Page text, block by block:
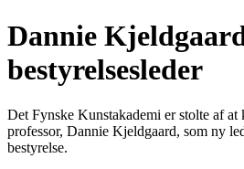
Dannie
bestyrelsesleder
Det Fynske Kunstakademi er stolte af
professor, Dannie Kjeldgaard, som ny
bestyrelse.